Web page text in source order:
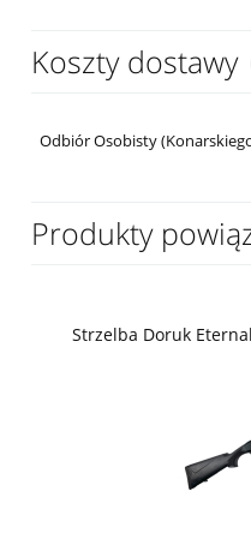
Koszty dostawy
Cena nie zawiera
Odbiór Osobisty
Produkty
Strzelba Doruk